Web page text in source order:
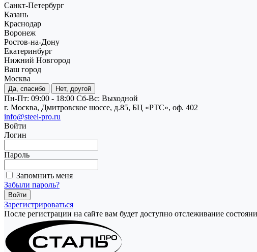
Санкт-Петербург
Казань
Краснодар
Воронеж
Ростов-на-Дону
Екатеринбург
Нижний Новгород
Ваш город
Москва
Да, спасибо Нет, другой
Пн-Пт: 09:00 - 18:00 Cб-Вс: Выходной
г. Москва, Дмитровское шоссе, д.85, БЦ «РТС», оф. 402
info@steel-pro.ru
Войти
Логин
Пароль
Запомнить меня
Забыли пароль?
Зарегистрироваться
После регистрации на сайте вам будет доступно отслеживание